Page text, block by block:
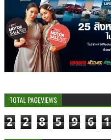
TOTAL PAGEVIEWS
2 2 8 5 9 6 1